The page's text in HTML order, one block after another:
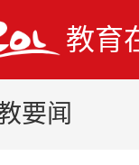
教育
要闻